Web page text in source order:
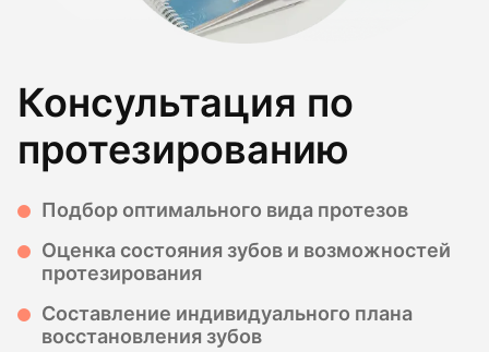
Консультация по
протезированию
Подбор оптимального вида протезов
Оценка состояния зубов и возможностей
протезирования
Составление индивидуального плана
восстановления зубов